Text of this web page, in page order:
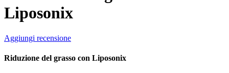
Liposonix
Aggiungi recensione
Riduzione del grasso con Liposonix